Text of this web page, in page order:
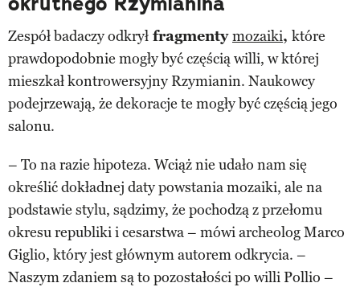
Zespół badaczy odkrył fragmentymozaiki, które
prawdopodobnie mogły być częścią willi, w której
mieszkał kontrowersyjny Rzymianin. Naukowcy
podejrzewają, że dekoracje te mogły być częścią jego
salonu.
– To na razie hipoteza. Wciąż nie udało nam się
określić dokładnej daty powstania mozaiki, ale na
podstawie stylu, sądzimy, że pochodzą z przełomu
okresu republiki i cesarstwa – mówi archeolog Marco
Giglio, który jest głównym autorem odkrycia. –
Naszym zdaniem są to pozostałości po willi Pollio –